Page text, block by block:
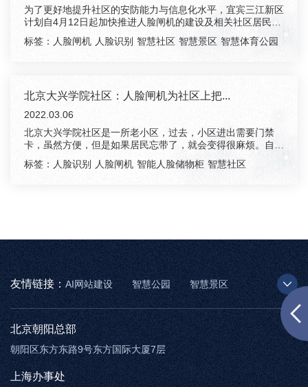
为了更好地提升社区的安防能力与信息化水平，宜宾三江新区
计划自4月12日起加快推进人脸闸机的建设及相关社区居民的
人脸信息采...
标签： 人脸闸机 人脸识别 智慧社区 智慧景区 智慧体育公园
北京大兴学院社区：人脸闸机为社区上把...
2022.03.06
北京大兴学院社区是一所老小区，过去，小区进出需要门禁
卡，虽然方便，但是如果居民忘带了，就会变得很麻烦。自从
小区引进了人脸...
标签： 人脸识别 人脸闸机 智能人脸储物柜 智慧社区
友情链接： AI网站建设 智慧公园
智慧景区
AR太极
智慧博物馆 智能步道
北京朝阳总部
朝阳区东方东路9号东方国际大厦7层
上海办事处